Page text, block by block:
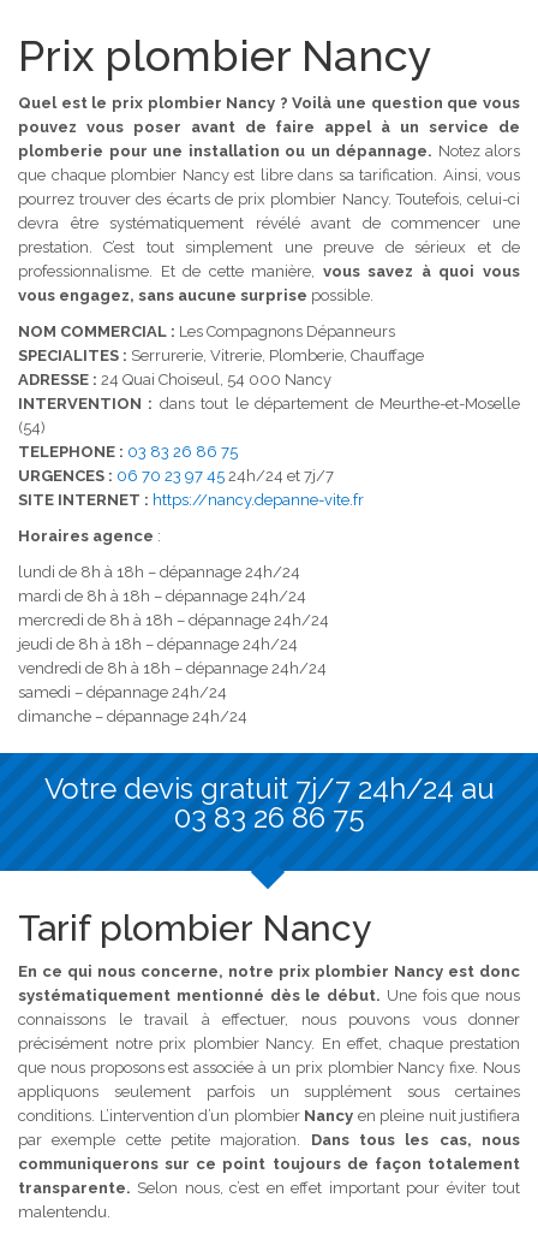
Prix plombier Nancy
Quel est le prix plombier Nancy ? Voilà une question que vous
pouvez vous poser avant de faire appel à un service de
plomberie pour une installation ou un dépannage. Notez alors
que chaque plombier Nancyest libre dans sa tarification. Ainsi, vous
pourrez trouver des écarts de prix plombier Nancy. Toutefois, celui-ci
devra être systématiquement révélé avant de commencer une
prestation. C’est tout simplement une preuve de sérieux et de
professionnalisme. Et de cette manière, vous savez à quoi vous
vous engagez, sans aucune surprise possible.
NOM COMMERCIAL : Les Compagnons Dépanneurs
SPECIALITES : Serrurerie, Vitrerie, Plomberie, Chauffage
ADRESSE : 24 Quai Choiseul, 54 000 Nancy
INTERVENTION : dans tout le département de Meurthe-et-Moselle
(54)
TELEPHONE : 03 83 26 86 75
URGENCES : 06 70 23 97 45 24h/24 et 7j/7
SITE INTERNET : https://nancy.depanne-vite.fr
Horaires agence :
lundi de 8h à 18h – dépannage 24h/24
mardi de 8h à 18h – dépannage 24h/24
mercredi de 8h à 18h – dépannage 24h/24
jeudi de 8h à 18h – dépannage 24h/24
vendredi de 8h à 18h – dépannage 24h/24
samedi – dépannage 24h/24
dimanche – dépannage 24h/24
Votre devis gratuit 7j/7 24h/24 au
03 83 26 86 75
Tarif plombier Nancy
En ce qui nous concerne, notre prix plombier Nancy est donc
systématiquement mentionné dès le début. Une fois que nous
connaissons le travail à effectuer, nous pouvons vous donner
précisément notre prix plombier Nancy. En effet, chaque prestation
que nous proposons est associée à un prix plombier Nancy fixe. Nous
appliquons seulement parfois un supplément sous certaines
conditions. L’intervention d’un plombier Nancy en pleine nuit justifiera
par exemple cette petite majoration. Dans tous les cas, nous
communiquerons sur ce point toujours de façon totalement
transparente. Selon nous, c’est en effet important pour éviter tout
malentendu.